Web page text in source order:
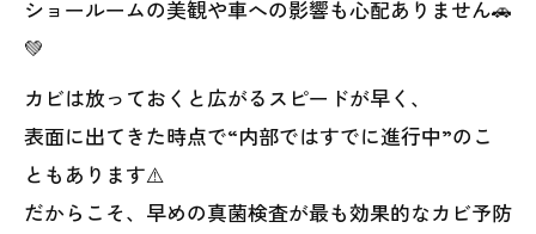
ショールームの美観や車への影響も心配ありません🚗
💚
カビは放っておくと広がるスピードが早く、
表面に出てきた時点で“内部ではすでに進行中”のこ
ともあります⚠️
だからこそ、早めの真菌検査が最も効果的なカビ予防